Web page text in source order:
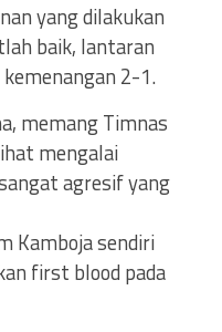
yang dilakukan
baik, lantaran
2-1.
memang Timnas
mengalai
agresif yang
Kamboja sendiri
first blood pada